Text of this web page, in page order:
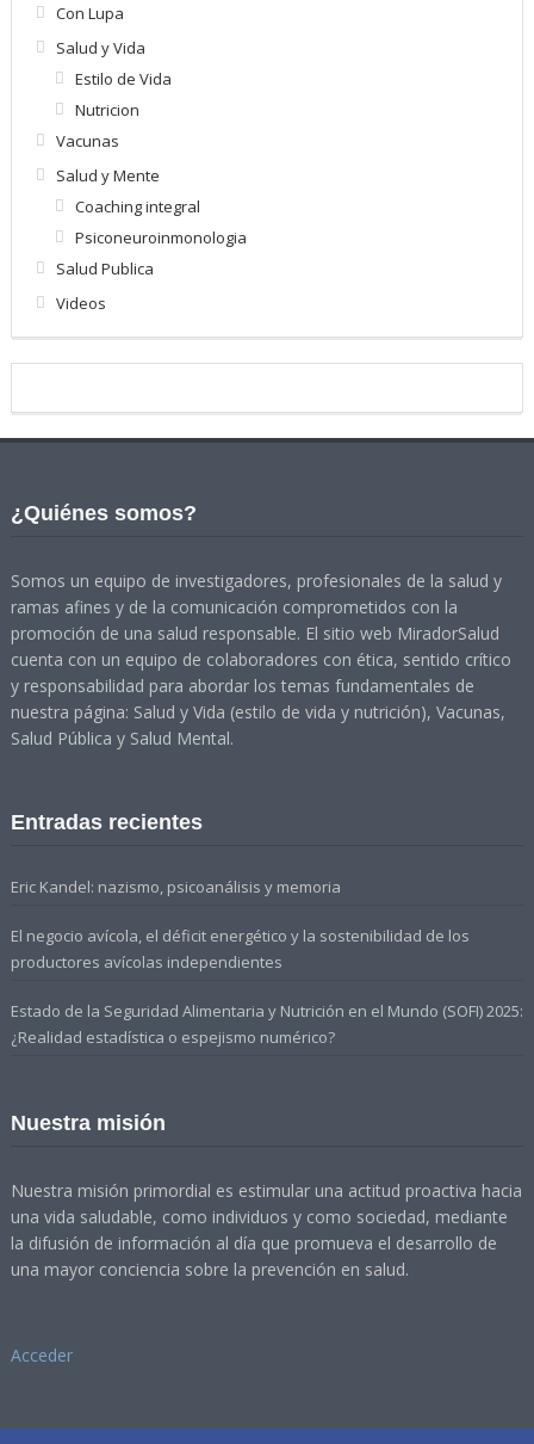
Con Lupa
Salud y Vida
Estilo de Vida
Nutricion
Vacunas
Salud y Mente
Coaching integral
Psiconeuroinmonologia
Salud Publica
Videos
¿Quiénes somos?
Somos un equipo de investigadores, profesionales de la salud y
ramas afines y de la comunicación comprometidos con la
promoción de una salud responsable. El sitio web MiradorSalud
cuenta con un equipo de colaboradores con ética, sentido crítico
y responsabilidad para abordar los temas fundamentales de
nuestra página: Salud y Vida (estilo de vida y nutrición), Vacunas,
Salud Pública y Salud Mental.
Entradas recientes
Eric Kandel: nazismo, psicoanálisis y memoria
El negocio avícola, el déficit energético y la sostenibilidad de los
productores avícolas independientes
Estado de la Seguridad Alimentaria y Nutrición en el Mundo (SOFI) 2025:
¿Realidad estadística o espejismo numérico?
Nuestra misión
Nuestra misión primordial es estimular una actitud proactiva hacia
una vida saludable, como individuos y como sociedad, mediante
la difusión de información al día que promueva el desarrollo de
una mayor conciencia sobre la prevención en salud.
Acceder